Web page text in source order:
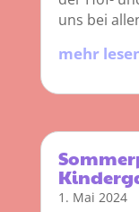
uns bei
mehr
1. Mai 2024